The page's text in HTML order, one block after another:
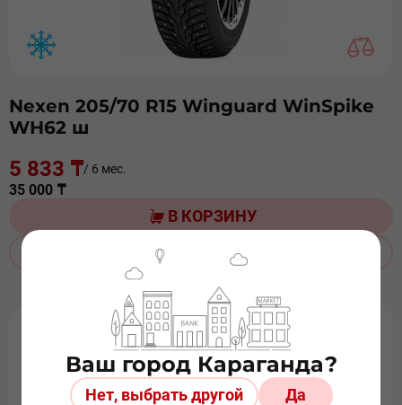
Nexen 205/70 R15 Winguard WinSpike
WH62 ш
5 833 ₸/ 6 мес.
35 000 ₸
В КОРЗИНУ
ЗАКАЗАТЬ ДОСТАВКУ
Ваш город Караганда?
Нет, выбрать другой Да